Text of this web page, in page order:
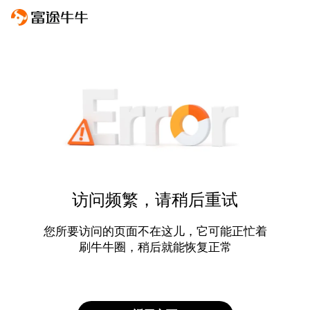
访问频繁，请稍后重试
您所要访问的页面不在这儿，它可能正忙着
刷牛牛圈，稍后就能恢复正常